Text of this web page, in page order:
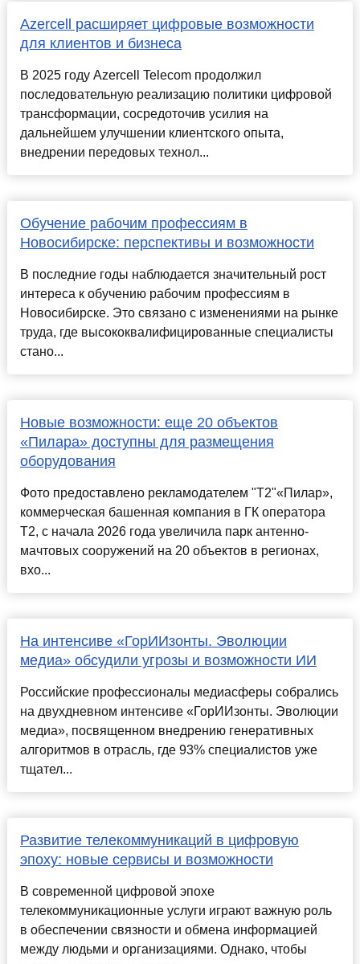
Azercell расширяет цифровые возможности
для клиентов и бизнеса
В 2025 году Azercell Telecom продолжил
последовательную реализацию политики цифровой
трансформации, сосредоточив усилия на
дальнейшем улучшении клиентского опыта,
внедрении передовых технол...
Обучение рабочим профессиям в
Новосибирске: перспективы и возможности
В последние годы наблюдается значительный рост
интереса к обучению рабочим профессиям в
Новосибирске. Это связано с изменениями на рынке
труда, где высококвалифицированные специалисты
стано...
Новые возможности: еще 20 объектов
«Пилара» доступны для размещения
оборудования
Фото предоставлено рекламодателем "Т2"«Пилар»,
коммерческая башенная компания в ГК оператора
Т2, с начала 2026 года увеличила парк антенно-
мачтовых сооружений на 20 объектов в регионах,
вхо...
На интенсиве «ГорИИзонты. Эволюции
медиа» обсудили угрозы и возможности ИИ
Российские профессионалы медиасферы собрались
на двухдневном интенсиве «ГорИИзонты. Эволюции
медиа», посвященном внедрению генеративных
алгоритмов в отрасль, где 93% специалистов уже
тщател...
Развитие телекоммуникаций в цифровую
эпоху: новые сервисы и возможности
В современной цифровой эпохе
телекоммуникационные услуги играют важную роль
в обеспечении связности и обмена информацией
между людьми и организациями. Однако, чтобы